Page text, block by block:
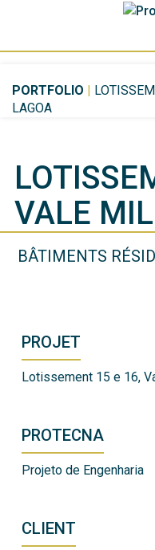
PORTFOLIO |
LAGOA
VALE
BÂTIMENTS
PROJET
Lotissement 15 e 16,
PROTECNA
Projeto de Engenharia
CLIENT